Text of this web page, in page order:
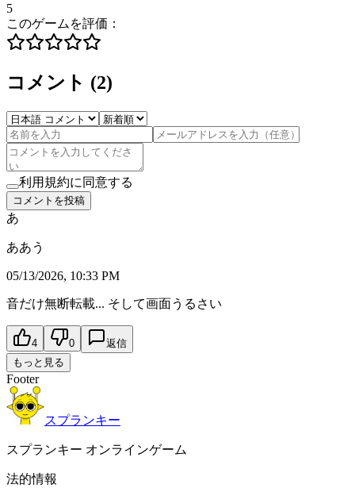
5
このゲームを評価：
コメント (2)
利用規約に同意する
コメントを投稿
あ
ああう
05/13/2026, 10:33 PM
音だけ無断転載... そして画面うるさい
4 0
返信
もっと見る
Footer
スプランキー
スプランキー オンラインゲーム
法的情報